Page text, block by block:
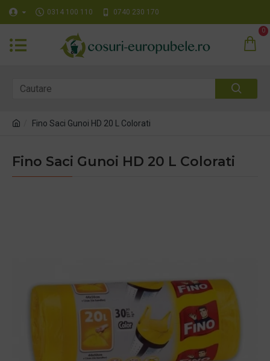
0314 100 110 0740 230 170
0
Fino Saci Gunoi HD 20 L Colorati
Fino Saci Gunoi HD 20 L Colorati